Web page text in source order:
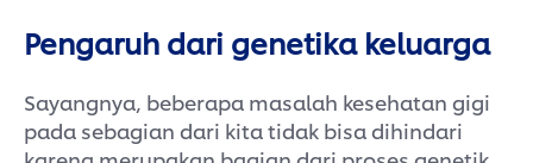
Pengaruh dari genetika keluarga
Sayangnya, beberapa masalah kesehatan gigi
pada sebagian dari kita tidak bisa dihindari